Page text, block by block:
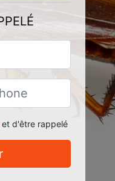
d'être rappelé